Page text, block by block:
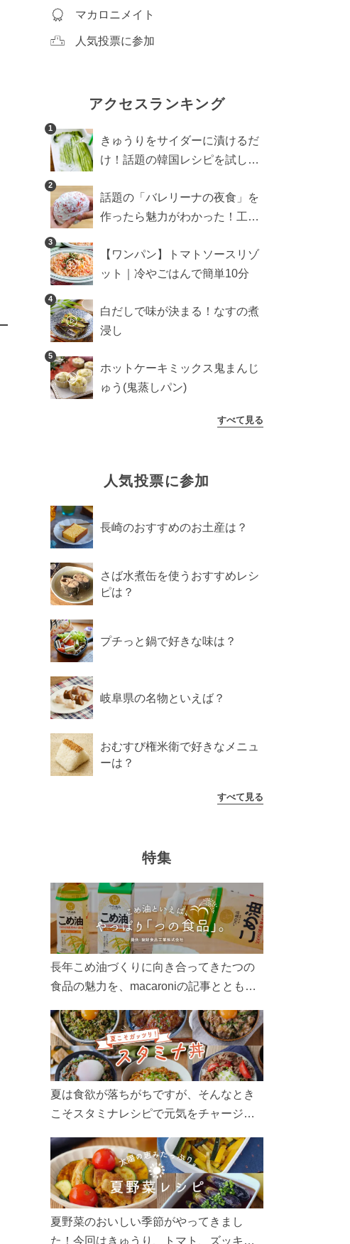
マカロニメイト
人気投票に参加
アクセスランキング
1
きゅうりをサイダーに漬けるだ
け！話題の韓国レシピを試した
2
話題の「バレリーナの夜食」を
作ったら魅力がわかった！工程
3
【ワンパン】トマトソースリゾ
ット｜冷やごはんで簡単10分
4
白だしで味が決まる！なすの煮
浸し
5
ホットケーキミックス鬼まんじ
ゅう(鬼蒸しパン)
すべて見る
人気投票に参加
長崎のおすすめのお土産は？
さば水煮缶を使うおすすめレシ
ピは？
プチっと鍋で好きな味は？
岐阜県の名物といえば？
おむすび権米衛で好きなメニュ
ーは？
すべて見る
特集
長年こめ油づくりに向き合ってきたつの
食品の魅力を、macaroniの記事とともに
ん、製造現場や品質へのこだわりまで。
こめ油をもっと好きになるコンテンツを
ぜひお楽しみください。
夏は食欲が落ちがちですが、そんなとき
こそスタミナレシピで元気をチャージ！
リ食べて、夏バテを吹き飛ばしましょ
う！
夏野菜のおいしい季節がやってきまし
た！今回はきゅうり、トマト、ズッキー